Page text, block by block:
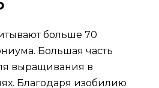
больше 70
Большая часть
выращивания в
Благодаря изобилию